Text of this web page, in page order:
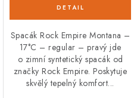
Spacák Rock Empire Montana –
17°C – regular – pravý jde
o zimní syntetický spacák od
značky Rock Empire. Poskytuje
skvělý tepelný komfort...